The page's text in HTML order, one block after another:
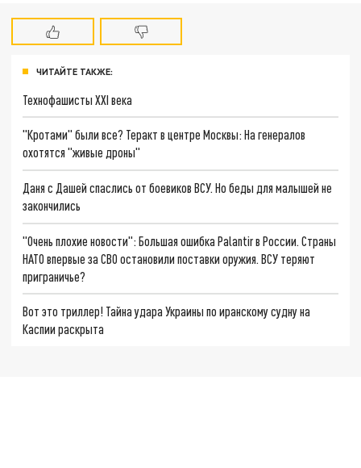
ЧИТАЙТЕ ТАКЖЕ:
Технофашисты XXI века
"Кротами" были все? Теракт в центре Москвы: На генералов
охотятся "живые дроны"
Даня с Дашей спаслись от боевиков ВСУ. Но беды для малышей не
закончились
"Очень плохие новости": Большая ошибка Palantir в России. Страны
НАТО впервые за СВО остановили поставки оружия. ВСУ теряют
приграничье?
Вот это триллер! Тайна удара Украины по иранскому судну на
Каспии раскрыта